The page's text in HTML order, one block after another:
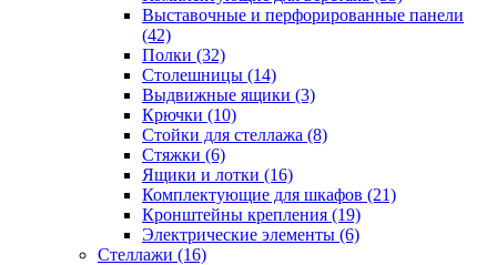
Выставочные и перфорированные панели
(42)
Полки (32)
Столешницы (14)
Выдвижные ящики (3)
Крючки (10)
Стойки для стеллажа (8)
Стяжки (6)
Ящики и лотки (16)
Комплектующие для шкафов (21)
Кронштейны крепления (19)
Электрические элементы (6)
Стеллажи (16)